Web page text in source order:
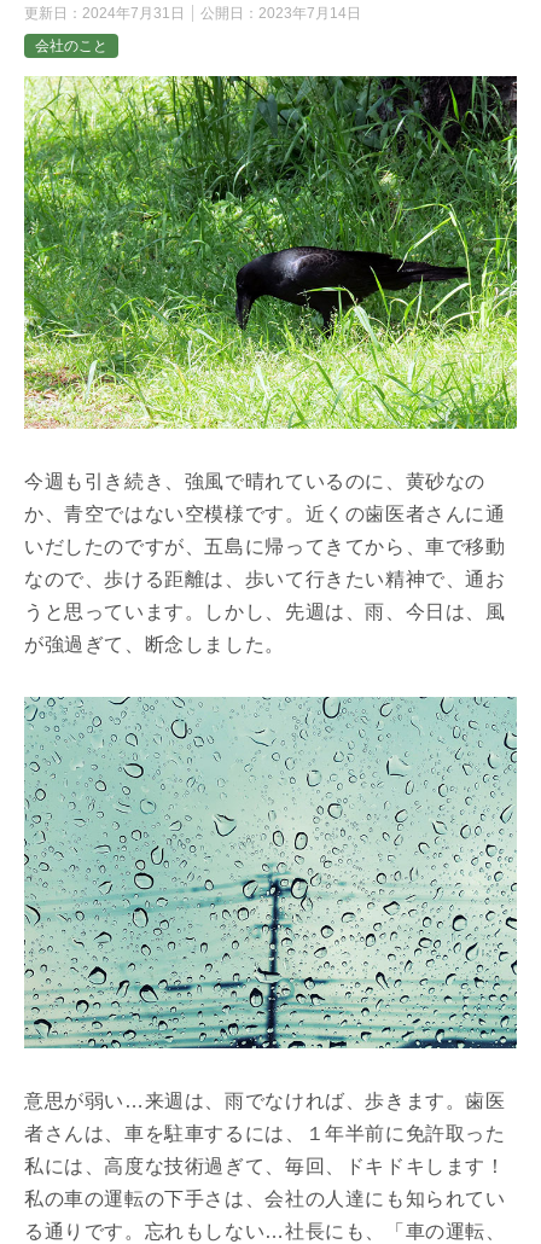
更新日： 2024年7月31日 公開日： 2023年7月14日
会社のこと
今週も引き続き、強風で晴れているのに、黄砂なの
か、青空ではない空模様です。近くの歯医者さんに通
いだしたのですが、五島に帰ってきてから、車で移動
なので、歩ける距離は、歩いて行きたい精神で、通お
うと思っています。しかし、先週は、雨、今日は、風
が強過ぎて、断念しました。
意思が弱い…来週は、雨でなければ、歩きます。歯医
者さんは、車を駐車するには、１年半前に免許取った
私には、高度な技術過ぎて、毎回、ドキドキします！
私の車の運転の下手さは、会社の人達にも知られてい
る通りです。忘れもしない…社長にも、「車の運転、